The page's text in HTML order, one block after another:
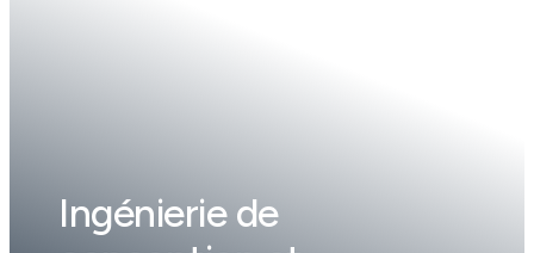
Ingénierie de